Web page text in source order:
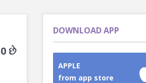
છે
DOWNLOAD APP
APPLE
from app store